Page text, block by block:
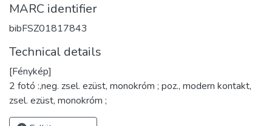
MARC identifier
bibFSZ01817843
Technical details
[Fénykép]
2 fotó :,neg. zsel. ezüst, monokróm ; poz., modern kontakt,
zsel. ezüst, monokróm ;